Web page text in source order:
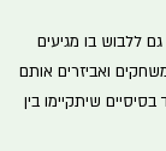
ללבוש בו מגיעים
ואביזרים אותם
שיתקיימו בין